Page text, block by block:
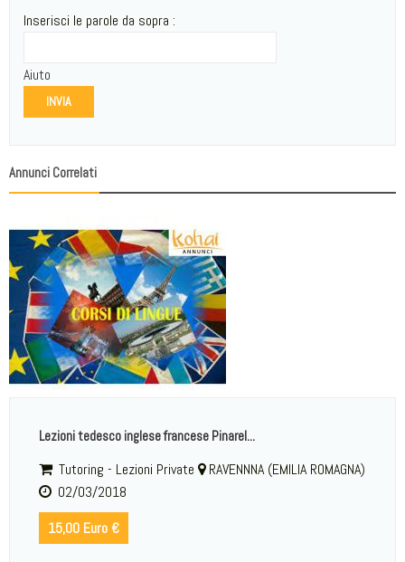
Inserisci le parole da sopra :
Aiuto
INVIA
Annunci Correlati
Lezioni tedesco inglese francese Pinarel...
Tutoring - Lezioni Private
RAVENNNA (EMILIA ROMAGNA)
02/03/2018
15,00 Euro €